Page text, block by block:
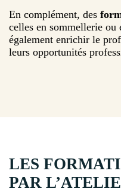
En complément, des
celles en sommellerie ou
également enrichir le
leurs opportunités
LES
PAR